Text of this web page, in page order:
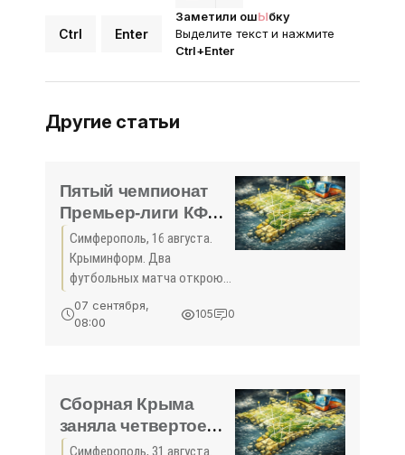
Ctrl Enter
Заметили ошЫбку
Выделите текст и нажмите
Ctrl+Enter
Другие статьи
Пятый чемпионат
Премьер-лиги КФС
стартует в субботу -
«Спорт Крыма»
Симферополь, 16 августа.
Крыминформ. Два
футбольных матча откроют
пятый чемпионат Премьер-
лиги Крымского
пресс-служба КФС. «В ...
07 сентября,
08:00
105 0
Сборная Крыма
заняла четвертое
место в чемпионате
Симферополь, 31 августа.